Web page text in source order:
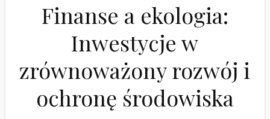
Finanse a ekologia:
Inwestycje w
zrównoważony rozwój i
ochronę środowiska